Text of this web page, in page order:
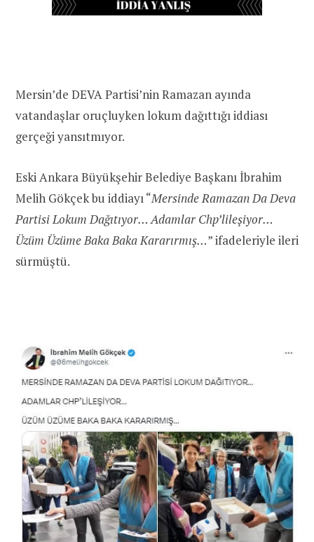
Mersin’de DEVA Partisi’nin Ramazan ayında
vatandaşlar oruçluyken lokum dağıttığı iddiası
gerçeği yansıtmıyor.
Eski Ankara Büyükşehir Belediye Başkanı İbrahim
Melih Gökçek bu iddiayı “Mersinde Ramazan Da Deva
Partisi Lokum Dağıtıyor… Adamlar Chp’lileşiyor…
Üzüm Üzüme Baka Baka Kararırmış…” ifadeleriyle ileri
sürmüştü.